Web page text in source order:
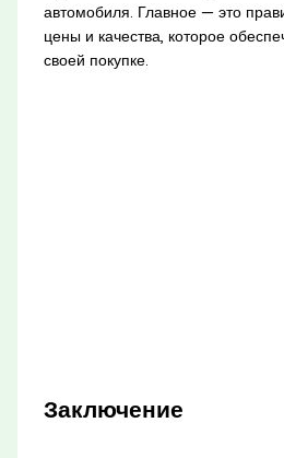
автомобиля. Главное — это
цены и качества, которое
своей покупке.
Заключение